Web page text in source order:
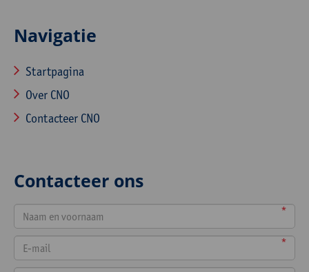
Navigatie
Startpagina
Over CNO
Contacteer CNO
Contacteer ons
*
*